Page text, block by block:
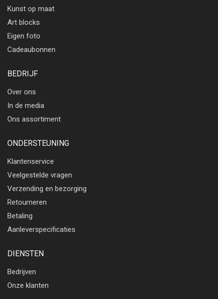
Kunst op maat
Art blocks
Eigen foto
Cadeaubonnen
BEDRIJF
Over ons
In de media
Ons assortiment
ONDERSTEUNING
Klantenservice
Veelgestelde vragen
Verzending en bezorging
Retourneren
Betaling
Aanleverspecificaties
DIENSTEN
Bedrijven
Onze klanten